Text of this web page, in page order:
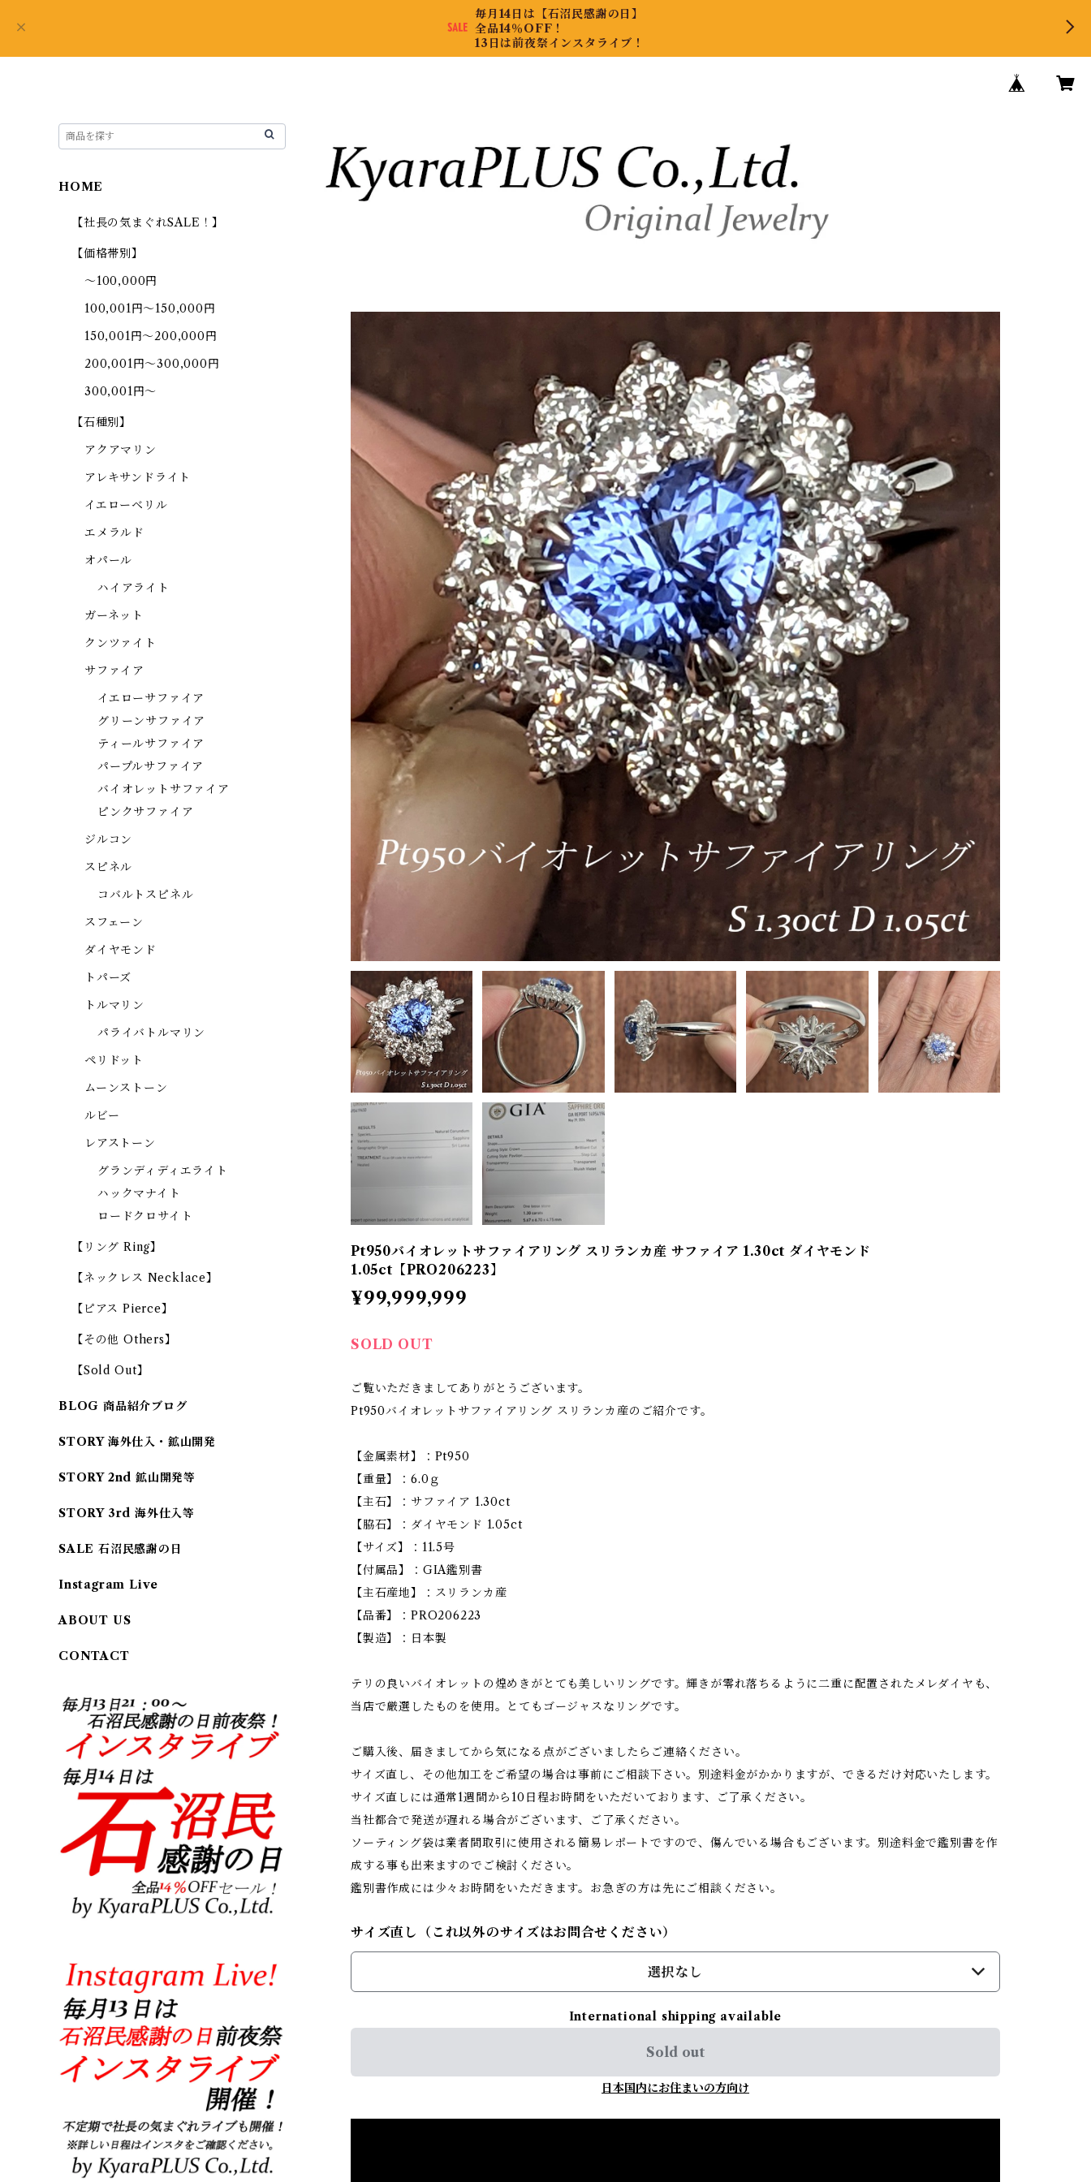
毎月14日は【石沼民感謝の日】
全品14％OFF！
13日は前夜祭インスタライブ！
Pt950バイオレットサファイアリング スリランカ産 サファイア 1.30ct ダイヤモンド
1.05ct【PRO206223】
¥99,999,999
SOLD OUT
ご覧いただきましてありがとうございます。
Pt950バイオレットサファイアリング スリランカ産のご紹介です。
【金属素材】：Pt950
【重量】：6.0ｇ
【主石】：サファイア 1.30ct
【脇石】：ダイヤモンド 1.05ct
【サイズ】：11.5号
【付属品】：GIA鑑別書
【主石産地】：スリランカ産
【品番】：PRO206223
【製造】：日本製
テリの良いバイオレットの煌めきがとても美しいリングです。輝きが零れ落ちるように二重に配置されたメレダイヤも、
当店で厳選したものを使用。とてもゴージャスなリングです。
ご購入後、届きましてから気になる点がございましたらご連絡ください。
サイズ直し、その他加工をご希望の場合は事前にご相談下さい。別途料金がかかりますが、できるだけ対応いたします。
サイズ直しには通常1週間から10日程お時間をいただいております、ご了承ください。
当社都合で発送が遅れる場合がございます、ご了承ください。
ソーティング袋は業者間取引に使用される簡易レポートですので、傷んでいる場合もございます。別途料金で鑑別書を作
成する事も出来ますのでご検討ください。
鑑別書作成には少々お時間をいただきます。お急ぎの方は先にご相談ください。
サイズ直し（これ以外のサイズはお問合せください）
選択なし
International shipping available
Sold out
日本国内にお住まいの方向け
HOME
【社長の気まぐれSALE！】
【価格帯別】
～100,000円
100,001円～150,000円
150,001円～200,000円
200,001円～300,000円
300,001円～
【石種別】
アクアマリン
アレキサンドライト
イエローベリル
エメラルド
オパール
ハイアライト
ガーネット
クンツァイト
サファイア
イエローサファイア
グリーンサファイア
ティールサファイア
パープルサファイア
バイオレットサファイア
ピンクサファイア
ジルコン
スピネル
コバルトスピネル
スフェーン
ダイヤモンド
トパーズ
トルマリン
パライバトルマリン
ペリドット
ムーンストーン
ルビー
レアストーン
グランディディエライト
ハックマナイト
ロードクロサイト
【リング Ring】
【ネックレス Necklace】
【ピアス Pierce】
【その他 Others】
【Sold Out】
BLOG 商品紹介ブログ
STORY 海外仕入・鉱山開発
STORY 2nd 鉱山開発等
STORY 3rd 海外仕入等
SALE 石沼民感謝の日
Instagram Live
ABOUT US
CONTACT